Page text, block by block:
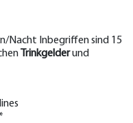
Nacht Inbegriffen sind 15
Trinkgelderund